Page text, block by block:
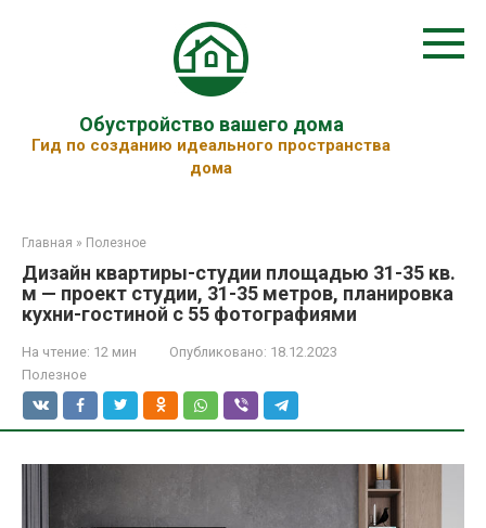
Обустройство вашего дома
Гид по созданию идеального пространства
дома
Главная » Полезное
Дизайн квартиры-студии площадью 31-35 кв.
м — проект студии, 31-35 метров, планировка
кухни-гостиной с 55 фотографиями
На чтение: 12 мин Опубликовано: 18.12.2023
Полезное